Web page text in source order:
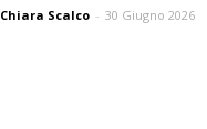
Chiara Scalco - 30 Giugno 2026